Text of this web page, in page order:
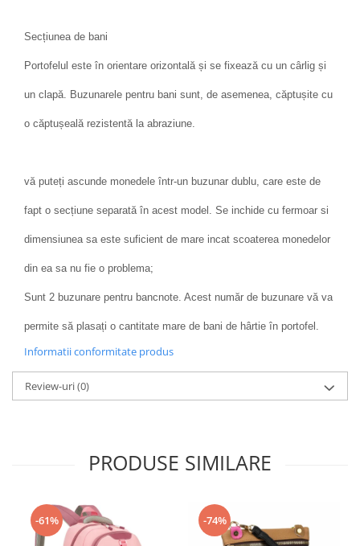
Secțiunea de bani
Portofelul este în orientare orizontală și se fixează cu un cârlig și
un clapă. Buzunarele pentru bani sunt, de asemenea, căptușite cu
o căptușeală rezistentă la abraziune.
vă puteți ascunde monedele într-un buzunar dublu, care este de
fapt o secțiune separată în acest model. Se inchide cu fermoar si
dimensiunea sa este suficient de mare incat scoaterea monedelor
din ea sa nu fie o problema;
Sunt 2 buzunare pentru bancnote. Acest număr de buzunare vă va
permite să plasați o cantitate mare de bani de hârtie în portofel.
Informatii conformitate produs
Review-uri(0)
PRODUSE SIMILARE
-61% -74%